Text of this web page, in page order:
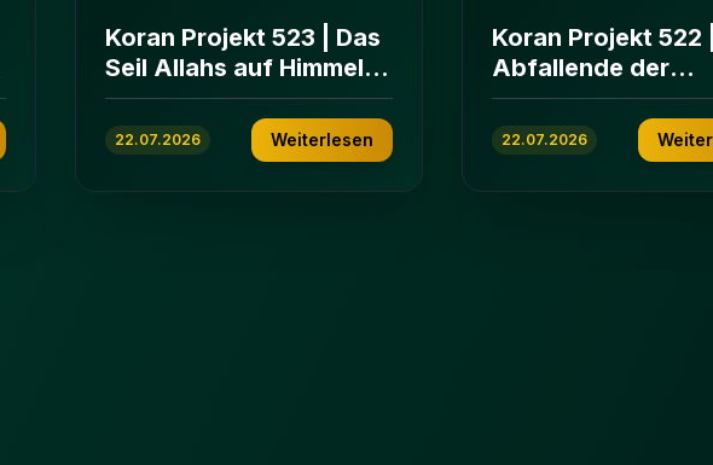
Koran Projekt 523 | Das
Seil Allahs auf Himmeln
und Erden | Sure Āl
ʿImrān 103-112
22.07.2026 Weiterlesen
Koran Projekt 522 |
Abfallende der
islamischen
Gemeinschaft |
ʿImrān 86-102
22.07.2026